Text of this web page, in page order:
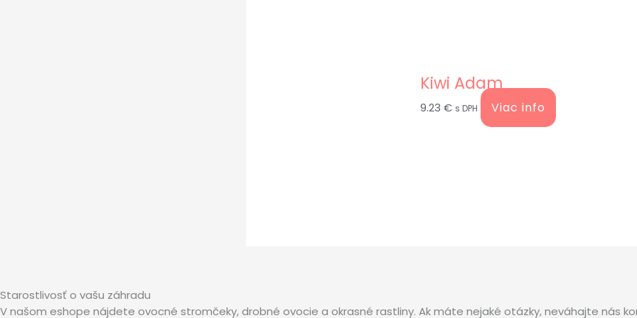
Kiwi Adam
9.23€ s DPH Viac info
Starostlivosť o vašu záhradu
V našom eshope nájdete ovocné stromčeky, drobné ovocie a okrasné rastliny. Ak máte nejaké otázky, neváhajte nás